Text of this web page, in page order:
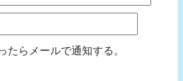
たらメールで通知する。